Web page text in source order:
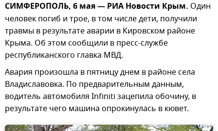
СИМФЕРОПОЛЬ, 6 мая — РИА Новости Крым. Один
человек погиб и трое, в том числе дети, получили
травмы в результате аварии в Кировском районе
Крыма. Об этом сообщили в пресс-службе
республиканского главка МВД.
Авария произошла в пятницу днем в районе села
Владиславовка. По предварительным данным,
водитель автомобиля Infiniti зацепила обочину, в
результате чего машина опрокинулась в кювет.